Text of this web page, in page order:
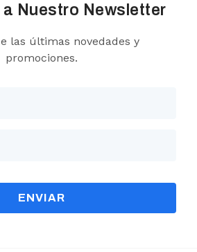
Nuestro Newsletter
las últimas novedades y
promociones.
ENVIAR